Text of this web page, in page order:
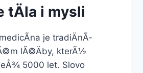
tÄla i mysli
je tradiÄnÃ­
lÃ©Äby, kterÃ½
5000 let. Slovo